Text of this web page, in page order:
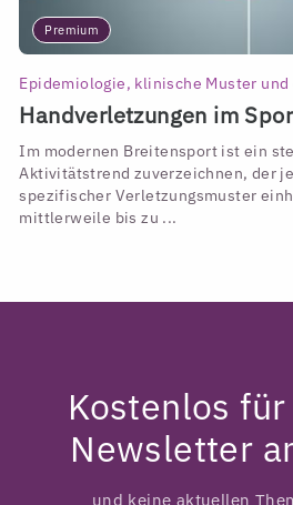
Premium
Epidemiologie, klinische Muster
Handverletzungen im
Im modernen Breitensport ist ein
Aktivitätstrend zuverzeichnen, der
spezifischer Verletzungsmuster
mittlerweile bis zu ...
Kostenlos
Newsletter
und keine aktuellen